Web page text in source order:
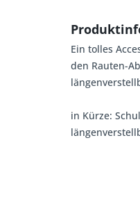
Ein tolles
den Rauten-
in Kürze: